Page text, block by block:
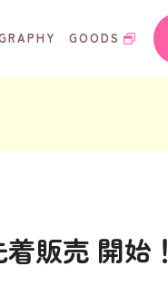
GOODS
販売 開始！